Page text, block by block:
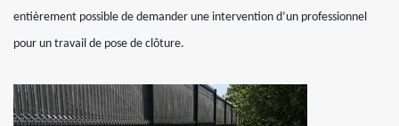
entièrement possible de demander une intervention d’un professionnel
pour un travail de pose de clôture.